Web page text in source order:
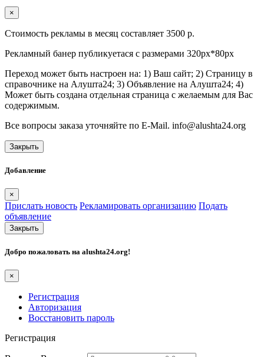
×
Стоимость рекламы в месяц составляет 3500 р.
Рекламный банер публикуетася с размерами 320px*80px
Переход может быть настроен на: 1) Ваш сайт; 2) Страницу в
справочнике на Алушта24; 3) Объявление на Алушта24; 4)
Может быть создана отдельная страница с желаемым для Вас
содержимым.
Все вопросы заказа уточняйте по E-Mail. info@alushta24.org
Закрыть
Добавление
×
Прислать новость Рекламировать организацию Подать
объявление
Закрыть
Добро пожаловать на alushta24.org!
×
Регистрация
Авторизация
Восстановить пароль
Регистрация